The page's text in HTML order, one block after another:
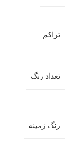
تراکم
تعداد رنگ
رنگ زمینه